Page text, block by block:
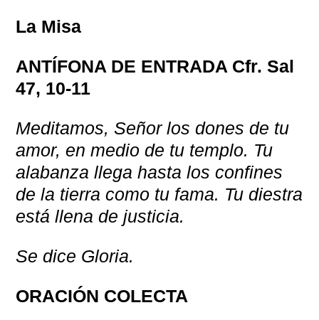
La Misa
ANTÍFONA DE ENTRADA Cfr. Sal
47, 10-11
Meditamos, Señor los dones de tu
amor, en medio de tu templo. Tu
alabanza llega hasta los confines
de la tierra como tu fama. Tu diestra
está llena de justicia.
Se dice Gloria.
ORACIÓN COLECTA